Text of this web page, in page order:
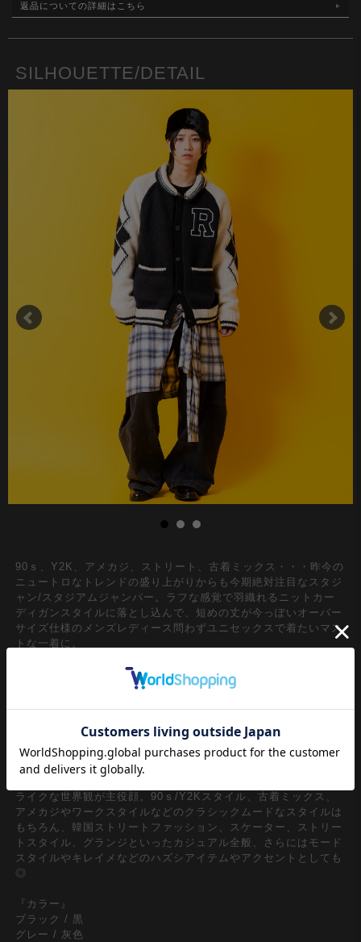
返品についての詳細はこちら
SILHOUETTE/DETAIL
90ｓ、Y2K、アメカジ、ストリート、古着ミックス・・・昨今の
ニュートロなトレンドの盛り上がりからも今期絶対注目なスタジ
ャン/スタジアムジャンパー。ラフな感覚で羽織れるニットカー
ディガンスタイルに落とし込んで、短めの丈が今っぽいオーバー
サイズ仕様のメンズレディース問わずユニセックスで着たいマス
トな一着に。
一見してレトロなムードたっぷりの90ｓ直系なアメカジの匂いが
漂うライン入りショールカラー＆ワンポイント刺繍ロゴ＆配色ラ
ッチアクリルニット生地も高級感たっぷり。バックのふわふわっ
としたファータッチの起毛サガラ風立体ワッペン仕様でのナンバ
リング、筆記体のロゴ刺繍、アームへ大きくあしらったアーガイ
ライクな世界観が主役顔。90ｓ/Y2Kスタイル、古着ミックス、
アメカジやワークスタイルなどのクラシックムードなスタイルは
もちろん、韓国ストリートファッション、スケーター、ストリー
トスタイル、グランジといったカジュアル全般、さらにはモード
スタイルやキレイメなどのハズシアイテムやアクセントとしても
◎
『カラー』
ブラック / 黒
グレー / 灰色